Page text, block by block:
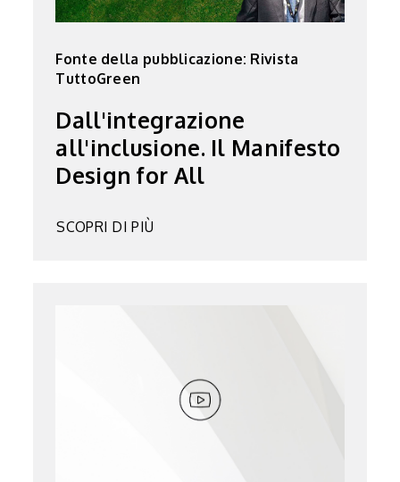
Fonte della pubblicazione: Rivista
TuttoGreen
Dall'integrazione
all'inclusione. Il Manifesto
Design for All
SCOPRI DI PIÙ